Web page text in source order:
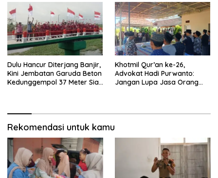
Dulu Hancur Diterjang Banjir,
Kini Jembatan Garuda Beton
Kedunggempol 37 Meter Siap
Khotmil Qur’an ke-26,
Advokat Hadi Purwanto:
Jangan Lupa Jasa Orang
Rekomendasi untuk kamu